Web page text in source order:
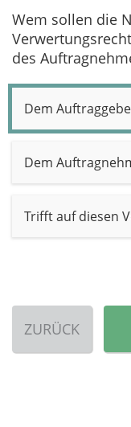
Wem sollen die
des
Dem
Dem
Trifft auf diesen
ZURÜCK